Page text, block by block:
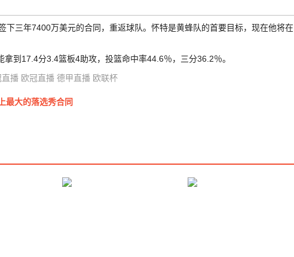
下三年7400万美元的合同，重返球队。怀特是黄蜂队的首要目标，现在他将在
到17.4分3.4篮板4助攻，投篮命中率44.6％，三分36.2％。
直播 欧冠直播 德甲直播 欧联杯
最大的落选秀合同